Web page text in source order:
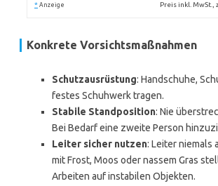
* Anzeige Preis inkl. MwSt.,
Konkrete Vorsichtsmaßnahmen
Schutzausrüstung: Handschuhe,
festes Schuhwerk tragen.
Stabile Standposition: Nie
Bei Bedarf eine zweite Person
Leiter sicher nutzen: Leiter niemals
mit Frost, Moos oder nassem Gras
Arbeiten auf instabilen Objekten.